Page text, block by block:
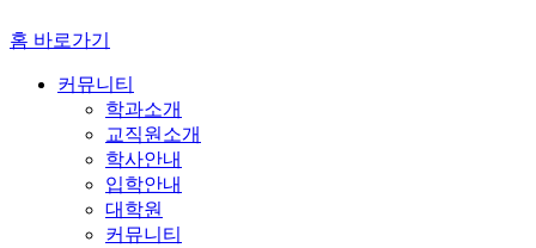
홈 바로가기
커뮤니티
학과소개
교직원소개
학사안내
입학안내
대학원
커뮤니티